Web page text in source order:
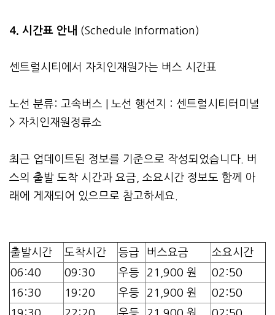
4. 시간표 안내 (Schedule Information)
센트럴시티에서 자치인재원가는 버스 시간표
노선 분류: 고속버스 | 노선 행선지 : 센트럴시티터미널
> 자치인재원정류소
최근 업데이트된 정보를 기준으로 작성되었습니다. 버
스의 출발 도착 시간과 요금, 소요시간 정보도 함께 아
래에 게재되어 있으므로 참고하세요.
출발시간 도착시간 등급 버스요금
소요시간
06:40
09:30 우등 21,900 원
02:50
16:30
19:20 우등 21,900 원
02:50